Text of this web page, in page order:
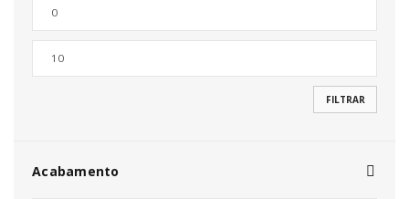
FILTRAR
Acabamento